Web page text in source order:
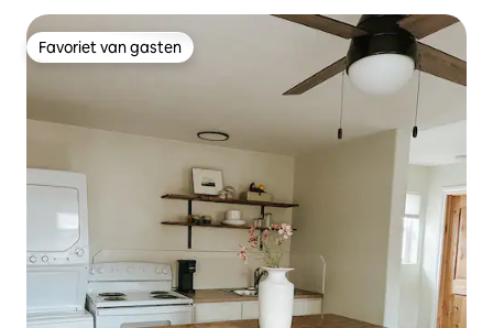
Favoriet van gasten
Favoriet van gasten